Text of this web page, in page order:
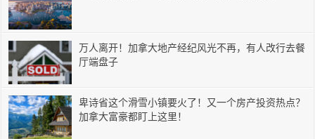
万人离开！加拿大地产经纪风光不再，有人改行去餐
厅端盘子
卑诗省这个滑雪小镇要火了！又一个房产投资热点？
加拿大富豪都盯上这里！